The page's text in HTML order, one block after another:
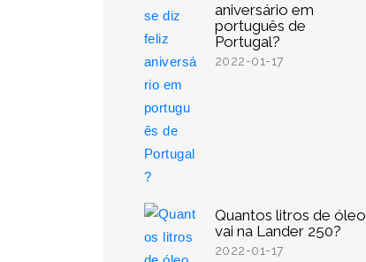
aniversário em
português de
Portugal?
2022-01-17
Quantos litros de óleo
vai na Lander 250?
2022-01-17